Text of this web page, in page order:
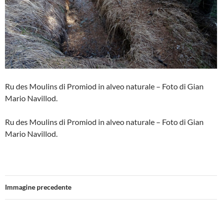
Ru des Moulins di Promiod in alveo naturale – Foto di Gian
Mario Navillod.
Ru des Moulins di Promiod in alveo naturale – Foto di Gian
Mario Navillod.
Immagine precedente